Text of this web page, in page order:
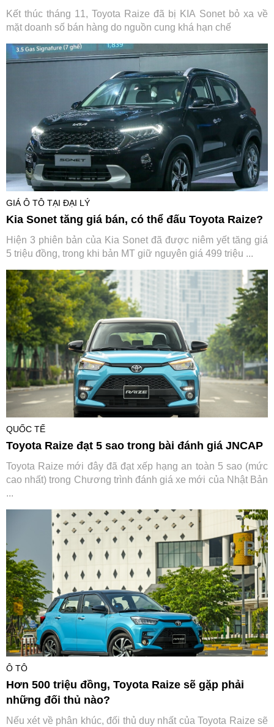
Kết thúc tháng 11, Toyota Raize đã bị KIA Sonet bỏ xa về
mặt doanh số bán hàng do nguồn cung khá hạn chế
GIÁ Ô TÔ TẠI ĐẠI LÝ
Kia Sonet tăng giá bán, có thể đấu Toyota Raize?
Hiện 3 phiên bản của Kia Sonet đã được niêm yết tăng giá
5 triệu đồng, trong khi bản MT giữ nguyên giá 499 triệu ...
QUỐC TẾ
Toyota Raize đạt 5 sao trong bài đánh giá JNCAP
Toyota Raize mới đây đã đạt xếp hạng an toàn 5 sao (mức
cao nhất) trong Chương trình đánh giá xe mới của Nhật Bản
...
Ô TÔ
Hơn 500 triệu đồng, Toyota Raize sẽ gặp phải
những đối thủ nào?
Nếu xét về phân khúc, đối thủ duy nhất của Toyota Raize sẽ